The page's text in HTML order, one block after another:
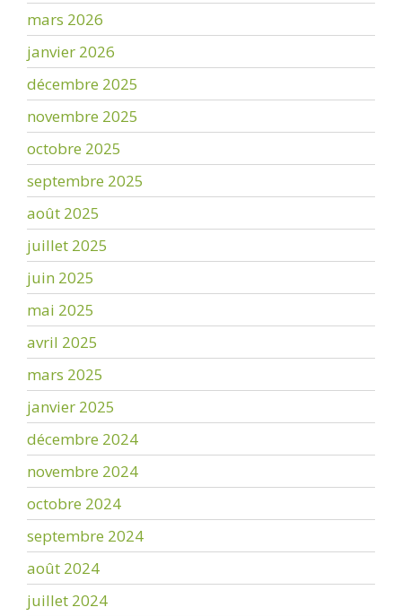
mars 2026
janvier 2026
décembre 2025
novembre 2025
octobre 2025
septembre 2025
août 2025
juillet 2025
juin 2025
mai 2025
avril 2025
mars 2025
janvier 2025
décembre 2024
novembre 2024
octobre 2024
septembre 2024
août 2024
juillet 2024